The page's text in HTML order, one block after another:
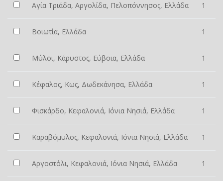
Αγία Τριάδα, Αργολίδα, Πελοπόννησος, Ελλάδα 1
Βοιωτία, Ελλάδα 1
Μύλοι, Κάρυστος, Εύβοια, Ελλάδα 1
Κέφαλος, Κως, Δωδεκάνησα, Ελλάδα 1
Φισκάρδο, Κεφαλονιά, Ιόνια Νησιά, Ελλάδα 1
Καραβόμυλος, Κεφαλονιά, Ιόνια Νησιά, Ελλάδα 1
Αργοστόλι, Κεφαλονιά, Ιόνια Νησιά, Ελλάδα 1